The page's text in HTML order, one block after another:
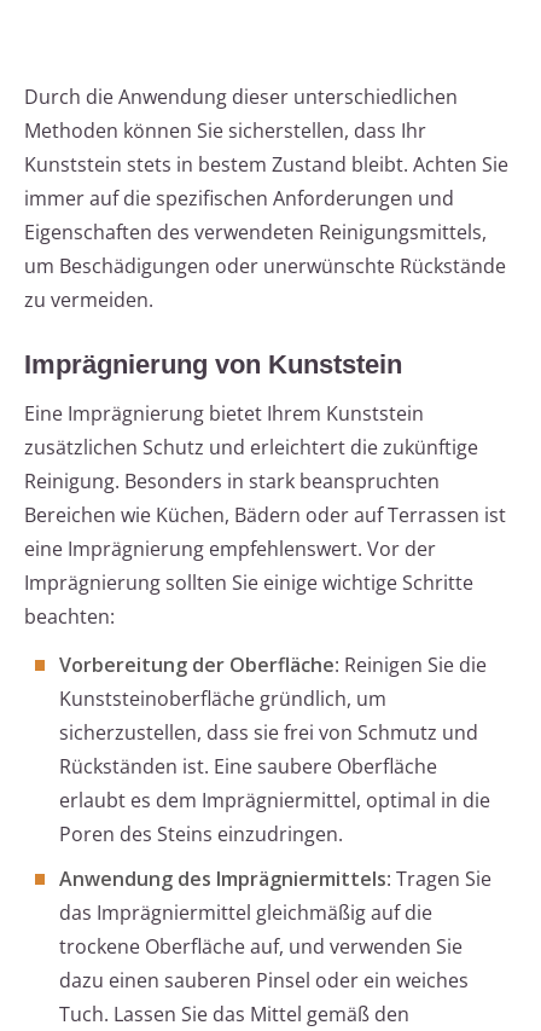
Durch die Anwendung dieser unterschiedlichen
Methoden können Sie sicherstellen, dass Ihr
Kunststein stets in bestem Zustand bleibt. Achten Sie
immer auf die spezifischen Anforderungen und
Eigenschaften des verwendeten Reinigungsmittels,
um Beschädigungen oder unerwünschte Rückstände
zu vermeiden.
Imprägnierung von Kunststein
Eine Imprägnierung bietet Ihrem Kunststein
zusätzlichen Schutz und erleichtert die zukünftige
Reinigung. Besonders in stark beanspruchten
Bereichen wie Küchen, Bädern oder auf Terrassen ist
eine Imprägnierung empfehlenswert. Vor der
Imprägnierung sollten Sie einige wichtige Schritte
beachten:
Vorbereitung der Oberfläche: Reinigen Sie die
Kunststeinoberfläche gründlich, um
sicherzustellen, dass sie frei von Schmutz und
Rückständen ist. Eine saubere Oberfläche
erlaubt es dem Imprägniermittel, optimal in die
Poren des Steins einzudringen.
Anwendung des Imprägniermittels: Tragen Sie
das Imprägniermittel gleichmäßig auf die
trockene Oberfläche auf, und verwenden Sie
dazu einen sauberen Pinsel oder ein weiches
Tuch. Lassen Sie das Mittel gemäß den